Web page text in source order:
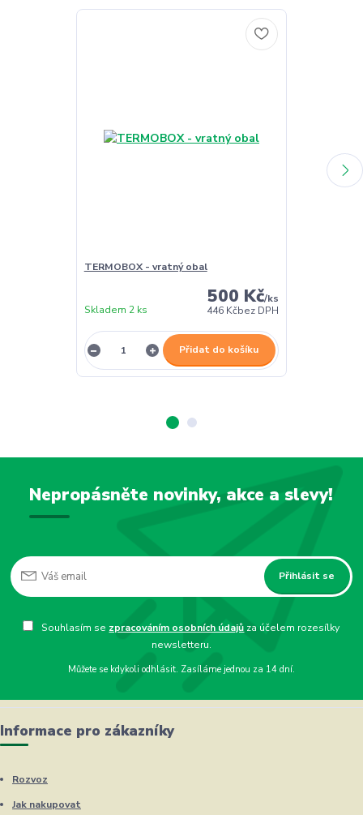
TERMOBOX - vratný obal
500 Kč/ks
446 Kčbez DPH
Skladem 2 ks
Přidat do košíku
Nepropásněte novinky, akce a slevy!
Přihlásit se
Souhlasím se zpracováním osobních údajů za účelem rozesílky
newsletteru.
Můžete se kdykoli odhlásit. Zasíláme jednou za 14 dní.
Informace pro zákazníky
Rozvoz
Jak nakupovat